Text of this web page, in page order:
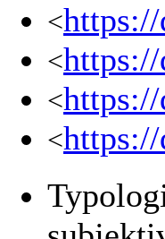
<https://
<https://
<https://
<https://